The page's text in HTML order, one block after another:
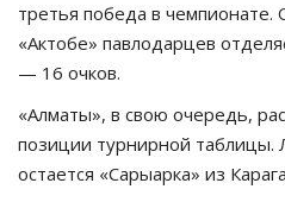
третья победа в
«Актобе» павлодарцев
— 16 очков.
«Алматы», в свою очередь,
позиции турнирной таблицы.
остается «Сарыарка» из